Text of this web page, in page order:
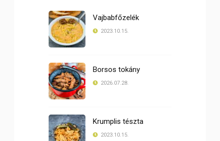
Vajbabfőzelék
2023.10.15.
Borsos tokány
2026.07.28.
Krumplis tészta
2023.10.15.